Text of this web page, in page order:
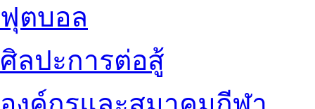
ฟุตบอล
ศิลปะการต่อสู้